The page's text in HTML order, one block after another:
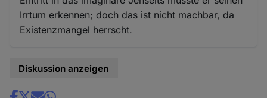
Irrtum erkennen; doch das ist nicht machbar, da
Existenzmangel herrscht.
Diskussion anzeigen